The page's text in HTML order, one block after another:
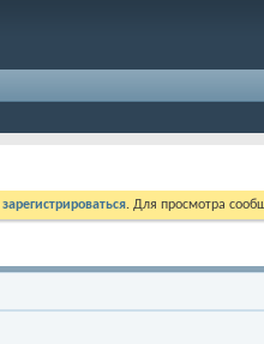
зарегистрироваться. Для просмотра